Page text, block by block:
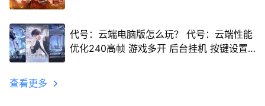
代号：云端电脑版怎么玩？ 代号：云端性能
优化240高帧 游戏多开 后台挂机 按键设置
查看更多